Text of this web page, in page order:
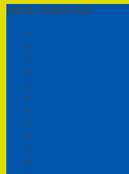
MENU NAVIGASI